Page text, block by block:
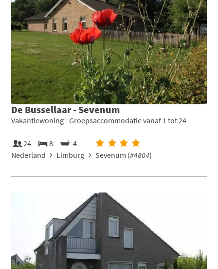
De Bussellaar - Sevenum
Vakantiewoning - Groepsaccommodatie vanaf 1 tot 24
24 8
4
Nederland
Limburg Sevenum (#4804)